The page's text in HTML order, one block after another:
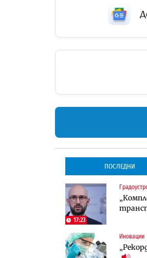
ПОСЛЕДНИ
17:23
Иновации
трасе
оценки
Компании